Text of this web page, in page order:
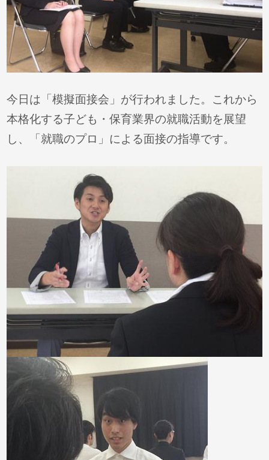
今日は「模擬面接会」が行われました。これから
本格化する子ども・保育業界の就職活動を展望
し、「就職のプロ」による面接の指導です。